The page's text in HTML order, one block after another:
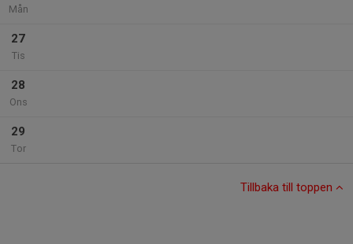
Mån
27
Tis
28
Ons
29
Tor
Tillbaka till toppen